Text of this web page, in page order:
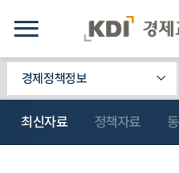
경제정책정보
최신자료 정책자료